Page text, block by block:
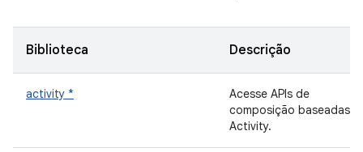
Biblioteca Descrição
activity *
Acesse APIs de
composição baseadas
Activity.